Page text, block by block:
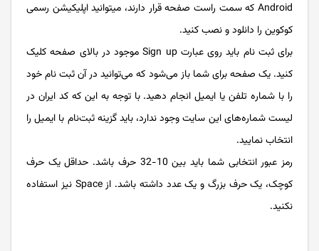
Android که سمت راست صفحه قرار دارند، میتوانید اپلیکیشن رسمی
کوکوین را دانلود و نصب کنید.
برای ثبت نام باید روی عبارت Sign up موجود در بالای صفحه کلیک
کنید. یک صفحه برای شما باز می‌شود که می‌توانید در آن ثبت‌ نام خود
را با شماره تلفن یا ایمیل انجام دهید. با توجه به این که کد ایران در
لیست شماره‌های این سایت وجود ندارد، باید گزینه ثبت‌نام با ایمیل را
انتخاب نمایید.
رمز عبور انتخابی شما باید بین 10-32 حرف باشد. حداقل یک حرف
کوچک، یک حرف بزرگ و یک عدد داشته باشد. از Space نیز استفاده
نکنید.